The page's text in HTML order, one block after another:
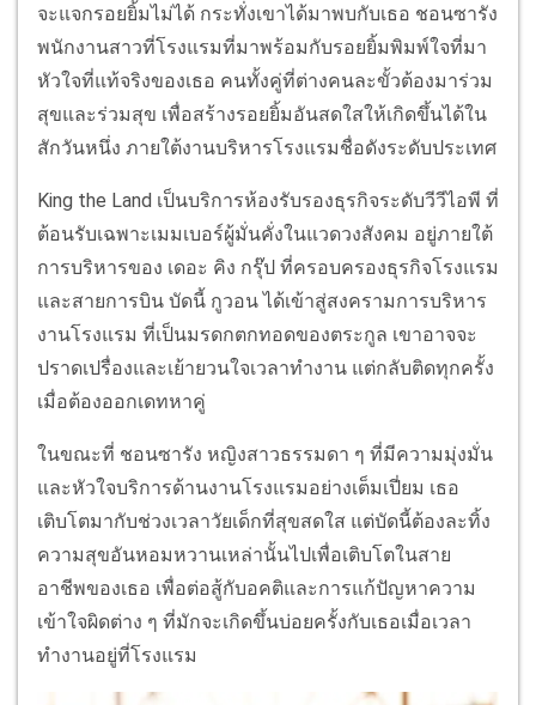
จะแจกรอยยิ้มไม่ได้ กระทั่งเขาได้มาพบกับเธอ ชอนซารัง
พนักงานสาวที่โรงแรมที่มาพร้อมกับรอยยิ้มพิมพ์ใจที่มา
หัวใจที่แท้จริงของเธอ คนทั้งคู่ที่ต่างคนละขั้วต้องมาร่วม
สุขและร่วมสุข เพื่อสร้างรอยยิ้มอันสดใสให้เกิดขึ้นได้ใน
สักวันหนึ่ง ภายใต้งานบริหารโรงแรมชื่อดังระดับประเทศ
King the Land เป็นบริการห้องรับรองธุรกิจระดับวีวีไอพี ที่
ต้อนรับเฉพาะเมมเบอร์ผู้มั่นคั่งในแวดวงสังคม อยู่ภายใต้
การบริหารของ เดอะ คิง กรุ๊ป ที่ครอบครองธุรกิจโรงแรม
และสายการบิน บัดนี้ กูวอน ได้เข้าสู่สงครามการบริหาร
งานโรงแรม ที่เป็นมรดกตกทอดของตระกูล เขาอาจจะ
ปราดเปรื่องและเย้ายวนใจเวลาทำงาน แต่กลับติดทุกครั้ง
เมื่อต้องออกเดทหาคู่
ในขณะที่ ชอนซารัง หญิงสาวธรรมดา ๆ ที่มีความมุ่งมั่น
และหัวใจบริการด้านงานโรงแรมอย่างเต็มเปี่ยม เธอ
เติบโตมากับช่วงเวลาวัยเด็กที่สุขสดใส แต่บัดนี้ต้องละทิ้ง
ความสุขอันหอมหวานเหล่านั้นไปเพื่อเติบโตในสาย
อาชีพของเธอ เพื่อต่อสู้กับอคติและการแก้ปัญหาความ
เข้าใจผิดต่าง ๆ ที่มักจะเกิดขึ้นบ่อยครั้งกับเธอเมื่อเวลา
ทำงานอยู่ที่โรงแรม